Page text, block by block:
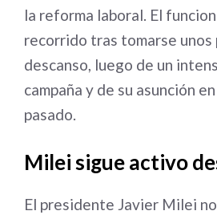
la reforma laboral. El
recorrido tras tomarse unos
descanso, luego de un
campaña y de su asunción
pasado.
Milei sigue activo
El presidente Javier Milei